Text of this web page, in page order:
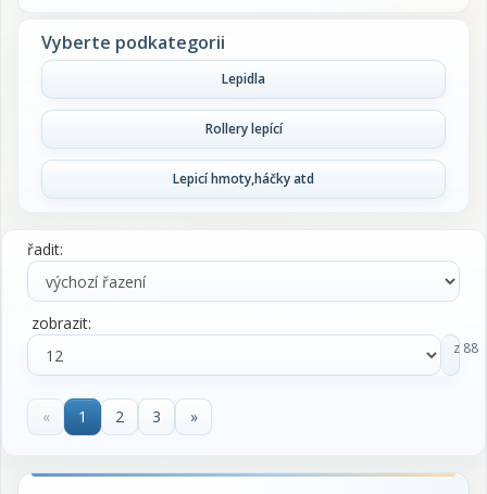
Vyberte podkategorii
Lepidla
Rollery lepící
Lepicí hmoty,háčky atd
řadit:
zobrazit:
z 88
« 1 2 3 »